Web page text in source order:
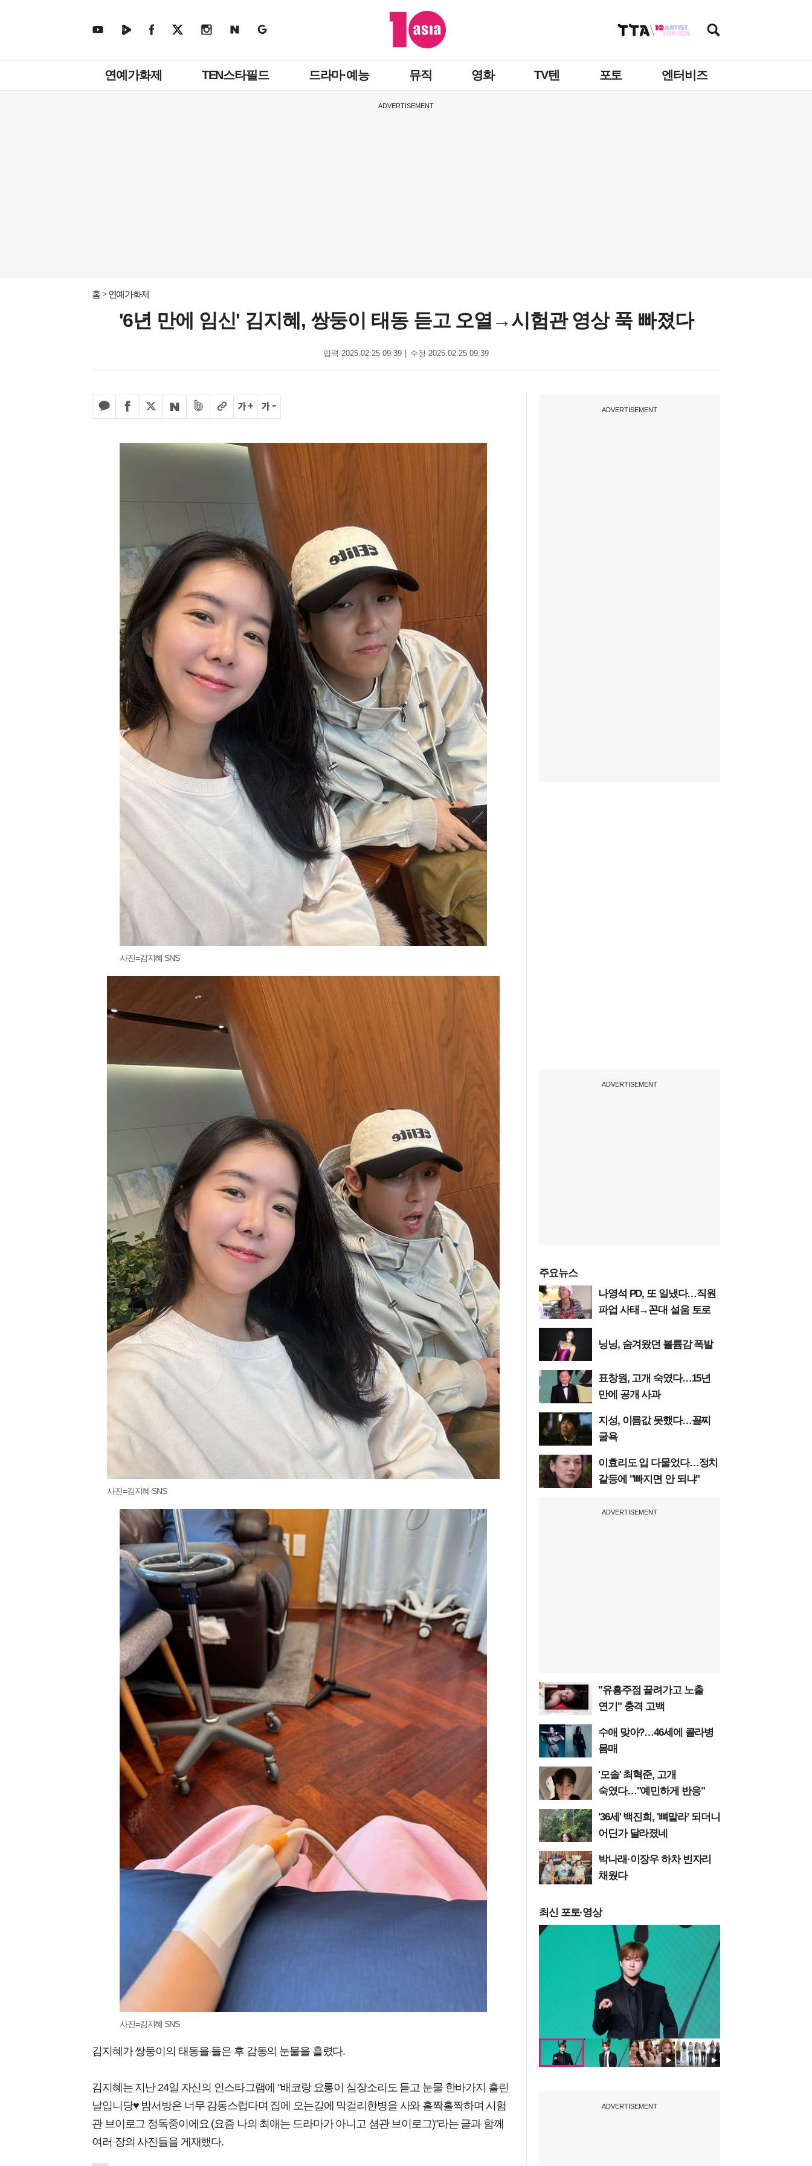
뉴
연예가화제 TEN스타필드 드라마·예능 뮤직 영화 TV텐 포토 엔터비즈
ADVERTISEMENT
홈 연예가화제
'6년 만에 임신' 김지혜, 쌍둥이 태동 듣고 오열→시험관 영상 푹 빠졌다
입력 2025.02.25 09:39 수정 2025.02.25 09:39
사진=김지혜 SNS
사진=김지혜 SNS
사진=김지혜 SNS
김지혜가 쌍둥이의 태동을 들은 후 감동의 눈물을 흘렸다.
김지혜는 지난 24일 자신의 인스타그램에 "배코랑 요롱이 심장소리도 듣고 눈물 한바가지 흘린
날입니당♥️ 밤서방은 너무 감동스럽다며 집에 오는길에 막걸리한병을 사와 홀짝홀짝하며 시험
관 브이로그 정독중이에요 (요즘 나의 최애는 드라마가 아니고 셤관 브이로그)"라는 글과 함께
여러 장의 사진들을 게재했다.
ADVERTISEMENT
ADVERTISEMENT
주요뉴스
나영석 PD, 또 일냈다…직원
파업 사태→꼰대 설움 토로
닝닝, 숨겨왔던 볼륨감 폭발
표창원, 고개 숙였다…15년
만에 공개 사과
지성, 이름값 못했다…꼴찌
굴욕
이효리도 입 다물었다…정치
갈등에 "빠지면 안 되냐"
ADVERTISEMENT
"유흥주점 끌려가고 노출
연기" 충격 고백
수애 맞아?…46세에 콜라병
몸매
'모솔' 최혁준, 고개
숙였다…"예민하게 반응"
'36세' 백진희, '뼈말라' 되더니
어딘가 달라졌네
박나래·이장우 하차 빈자리
채웠다
최신 포토·영상
ADVERTISEMENT